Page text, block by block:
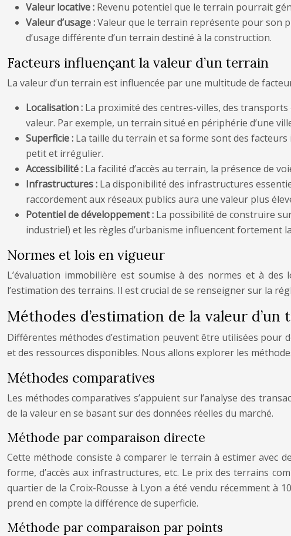
Valeur locative : Revenu potentiel que le terrain pourrait
Valeur d’usage :Valeur que le terrain représente pour son
d’usage différente d’un terrain destiné à la construction.
Facteurs influençant la valeur d’un terrain
La valeur d’un terrain est influencée par une multitude de
Localisation : La proximité des centres-villes, des
valeur. Par exemple, un terrain situé en périphérie d’une
Superficie : La taille du terrain et sa forme sont des
petit et irrégulier.
Accessibilité : La facilité d’accès au terrain, la présence de
Infrastructures : La disponibilité des infrastructures
raccordement aux réseaux publics aura une valeur plus
Potentiel de développement : La possibilité de construire
industriel) et les règles d’urbanisme influencent fortement
Normes et lois en vigueur
L’évaluation immobilière est soumise à des normes et à
l’estimation des terrains. Il est crucial de se renseigner sur la
Méthodes d’estimation de la valeur d’un
Différentes méthodes d’estimation peuvent être utilisées pour
et des ressources disponibles. Nous allons explorer les
Méthodes comparatives
Les méthodes comparatives s’appuient sur l’analyse des
de la valeur en se basant sur des données réelles du marché.
Méthode par comparaison directe
Cette méthode consiste à comparer le terrain à estimer avec
forme, d’accès aux infrastructures, etc. Le prix des terrains
quartier de la Croix-Rousse à Lyon a été vendu récemment à
prend en compte la différence de superficie.
Méthode par comparaison par points